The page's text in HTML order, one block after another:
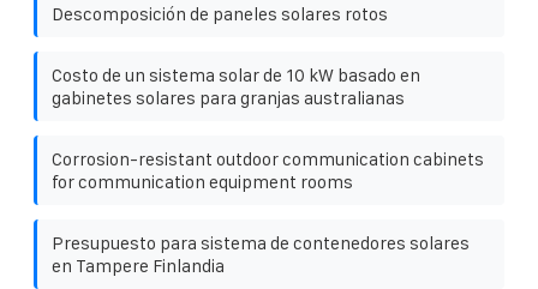
Descomposición de paneles solares rotos
Costo de un sistema solar de 10 kW basado en
gabinetes solares para granjas australianas
Corrosion-resistant outdoor communication cabinets
for communication equipment rooms
Presupuesto para sistema de contenedores solares
en Tampere Finlandia